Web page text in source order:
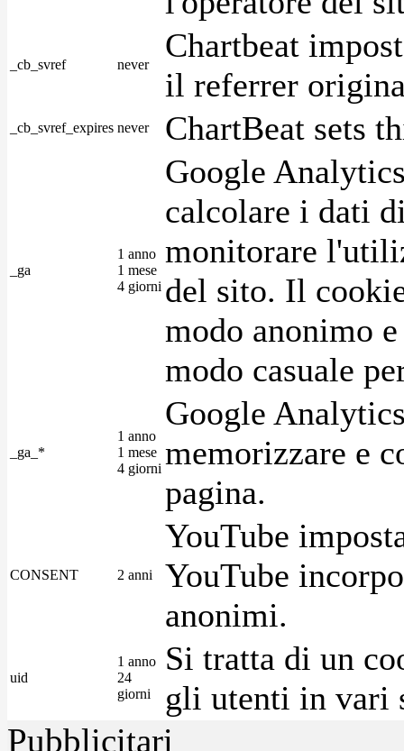
_cb_svref never
Chartbeat
il referrer
_cb_svref_expires never ChartBeat sets
_ga
1 anno
1 mese
4 giorni
Google
calcolare i dati
monitorare
del sito. Il
modo anonimo
modo casuale
_ga_*
1 anno
1 mese
4 giorni
Google
memorizzare e
pagina.
CONSENT 2 anni
YouTube
YouTube
anonimi.
uid
1 anno
24
giorni
Si tratta di un
gli utenti in vari
Pubblicitari